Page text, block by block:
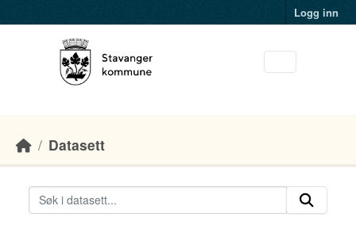
Logg inn
Datasett